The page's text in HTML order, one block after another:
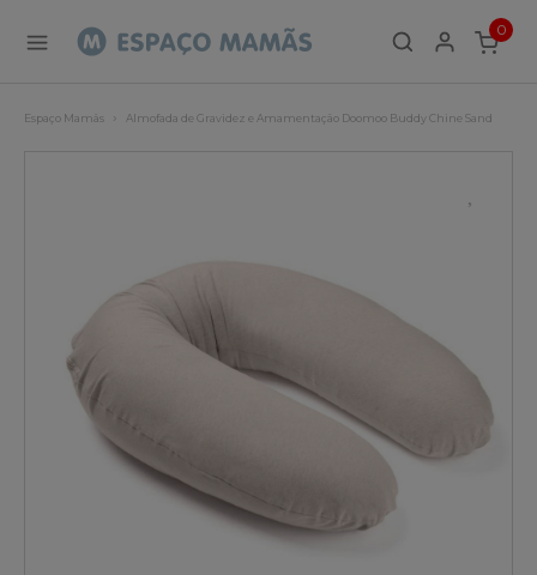
0
ITEMS
Espaço Mamãs Almofada de Gravidez e Amamentação Doomoo Buddy Chine Sand